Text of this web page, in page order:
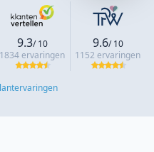
9.3/ 10
1834 ervaringen
9.6/ 10
1152 ervaringen